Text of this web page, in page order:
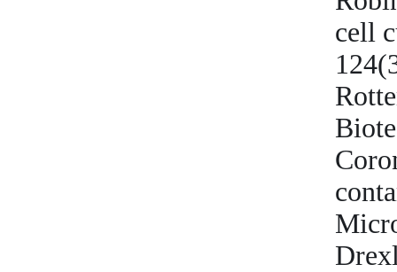
cell